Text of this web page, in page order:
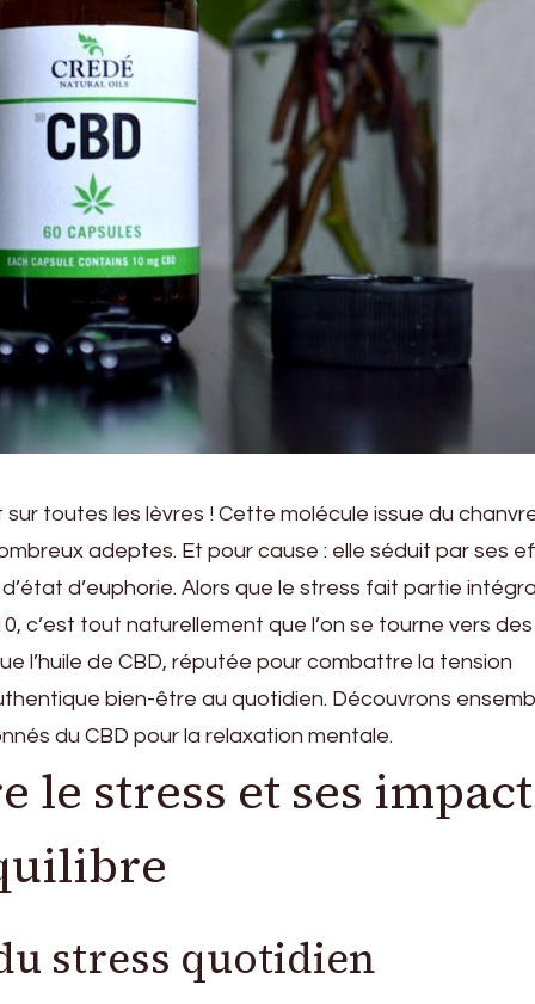
sur toutes les lèvres ! Cette molécule issue du
adeptes. Et pour cause : elle séduit par ses
d’euphorie. Alors que le stress fait partie
c’est tout naturellement que l’on se tourne vers des
l’huile de CBD, réputée pour combattre la tension
bien-être au quotidien. Découvrons
du CBD pour la relaxation mentale.
le stress et ses
stress quotidien